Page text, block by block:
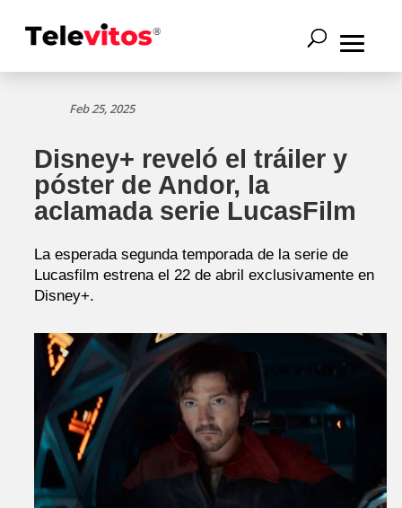
Feb 25, 2025
Disney+ reveló el tráiler y
póster de Andor, la
aclamada serie LucasFilm
La esperada segunda temporada de la serie de
Lucasfilm estrena el 22 de abril exclusivamente en
Disney+.